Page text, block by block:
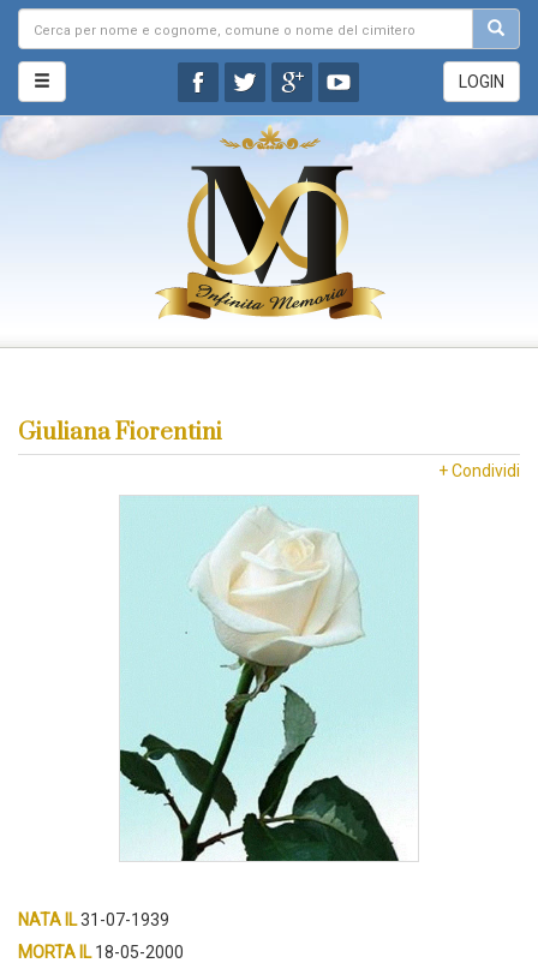
LOGIN
Giuliana Fiorentini
+ Condividi
NATA IL31-07-1939
MORTA IL18-05-2000